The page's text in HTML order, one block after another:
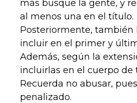
más busque la gente, y
al menos una en el título.
Posteriormente, también
incluir en el primer y
Además, según la
incluirlas en el cuerpo de
Recuerda no abusar,
penalizado.